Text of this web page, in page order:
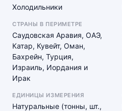
Холодильники
СТРАНЫ В ПЕРИМЕТРЕ
Саудовская Аравия, ОАЭ,
Катар, Кувейт, Оман,
Бахрейн, Турция,
Израиль, Иордания и
Ирак
ЕДИНИЦЫ ИЗМЕРЕНИЯ
Натуральные (тонны, шт.,